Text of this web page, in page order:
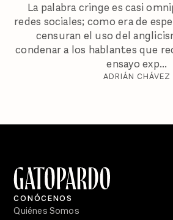
La palabra cringe es casi
redes sociales; como era de
censuran el uso del
condenar a los hablantes que
ensayo exp...
ADRIÁN CHÁVEZ
CONÓCENOS
Quiénes Somos